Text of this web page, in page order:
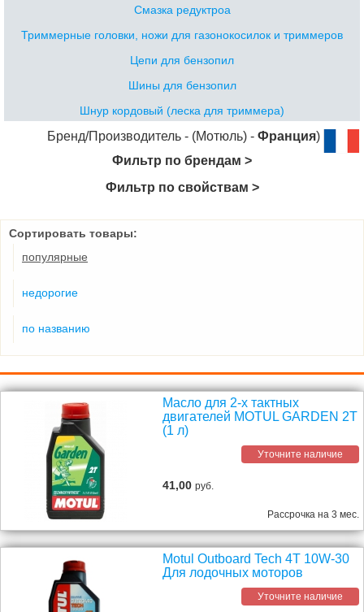
Смазка редуктроа
Триммерные головки, ножи для газонокосилок и триммеров
Цепи для бензопил
Шины для бензопил
Шнур кордовый (леска для триммера)
Бренд/Производитель - (Мотюль) - Франция)
Фильтр по брендам >
Фильтр по свойствам >
Сортировать товары:
популярные
недорогие
по названию
Масло для 2-х тактных
двигателей MOTUL GARDEN 2T
(1 л)
Уточните наличие
41,00руб.
Рассрочка на 3 мес.
Motul Outboard Tech 4T 10W-30
Для лодочных моторов
Уточните наличие